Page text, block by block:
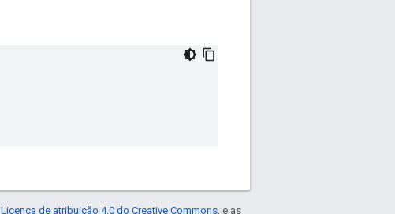
Licença de atribuição 4.0 do Creative Commons, e as